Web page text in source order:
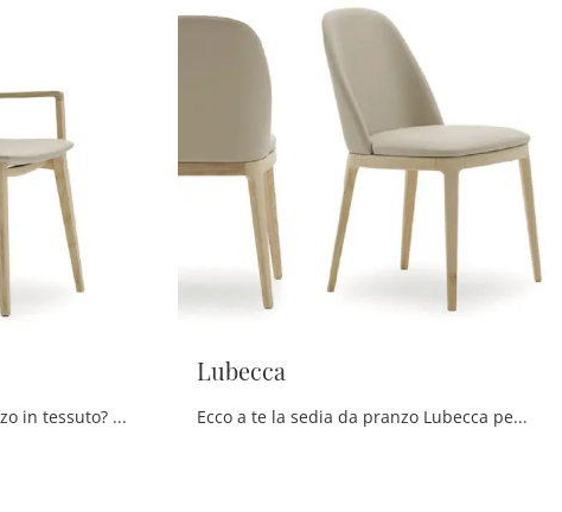
Cerchi una sedia da pranzo in tessuto? Clicca e scopri il modello Brema di Devina Nais per ultimare i tuoi locali al meglio.
Lubecca
Ecco a te la sedia da pranzo Lubecca per ambientazioni moderne, tra le più belle Sedie fisse di Devina Nais.